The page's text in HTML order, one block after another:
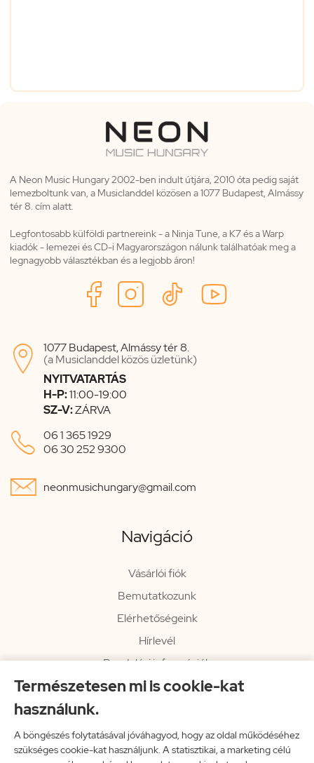
Természetesen mi is cookie-kat
használunk.
A böngészés folytatásával jóváhagyod, hogy az oldal működéséhez
szükséges cookie-kat használjunk. A statisztikai, a marketing célú
A Neon Music Hungary 2002-ben indult útjára, 2010 óta pedig saját
lemezboltunk van, a Musiclanddel közösen a 1077 Budapest, Almássy
tér 8. cím alatt.
Legfontosabb külföldi partnereink - a Ninja Tune, a K7 és a Warp
kiadók - lemezei és CD-i Magyarországon nálunk találhatóak meg a
legnagyobb választékban és a legjobb áron!

1077 Budapest, Almássy tér 8.
(a Musiclanddel közös üzletünk)
NYITVATARTÁS
H-P:11:00-19:00
SZ-V:ZÁRVA
 06 1 365 1929
06 30 252 9300
 neonmusichungary@gmail.com
Navigáció
Vásárlói fiók
Bemutatkozunk
Elérhetőségeink
Hírlevél
Rendelési információk
Impresszum